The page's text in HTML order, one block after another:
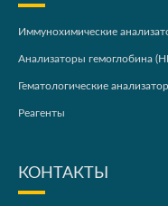
Иммунохимические
Анализаторы гемоглобина
Гематологические
Реагенты
КОНТАКТЫ